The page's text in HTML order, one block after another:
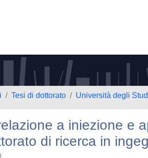
Tesi di dottorato Università degli
a iniezione e
di ricerca in